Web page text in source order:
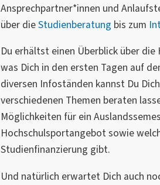
Ansprechpartner*innen und
über dieStudienberatung bis zum
Du erhältst einen Überblick über die
was Dich in den ersten Tagen auf
diversen Infoständen kannst Du
verschiedenen Themen beraten
Möglichkeiten für ein
Hochschulsportangebot sowie
Studienfinanzierung gibt.
Und natürlich erwartet Dich auch